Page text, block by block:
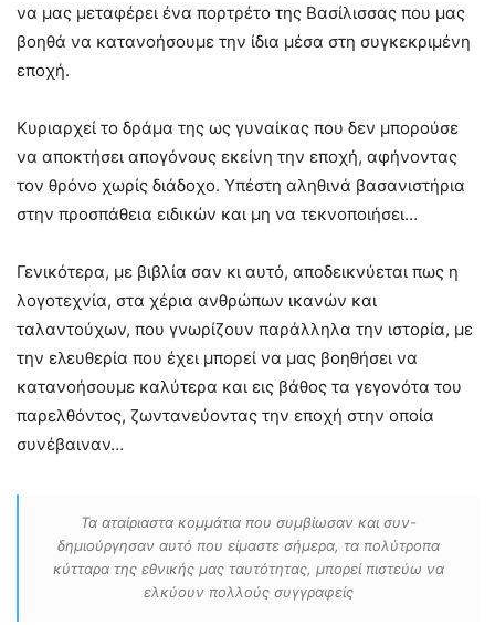
να μας μεταφέρει ένα πορτρέτο της Βασίλισσας που μας
βοηθά να κατανοήσουμε την ίδια μέσα στη συγκεκριμένη
εποχή.
Κυριαρχεί το δράμα της ως γυναίκας που δεν μπορούσε
να αποκτήσει απογόνους εκείνη την εποχή, αφήνοντας
τον θρόνο χωρίς διάδοχο. Υπέστη αληθινά βασανιστήρια
στην προσπάθεια ειδικών και μη να τεκνοποιήσει…
Γενικότερα, με βιβλία σαν κι αυτό, αποδεικνύεται πως η
λογοτεχνία, στα χέρια ανθρώπων ικανών και
ταλαντούχων, που γνωρίζουν παράλληλα την ιστορία, με
την ελευθερία που έχει μπορεί να μας βοηθήσει να
κατανοήσουμε καλύτερα και εις βάθος τα γεγονότα του
παρελθόντος, ζωντανεύοντας την εποχή στην οποία
συνέβαιναν…
Τα αταίριαστα κομμάτια που συμβίωσαν και συν-
δημιούργησαν αυτό που είμαστε σήμερα, τα πολύτροπα
κύτταρα της εθνικής μας ταυτότητας, μπορεί πιστεύω να
ελκύουν πολλούς συγγραφείς